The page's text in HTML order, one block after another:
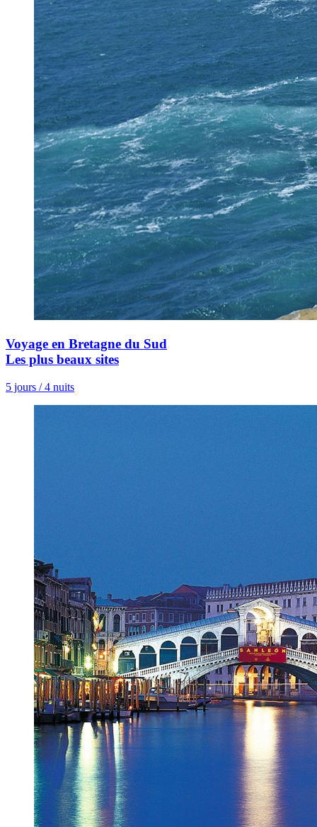
Voyage en Bretagne du Sud
Les plus beaux sites
5 jours / 4 nuits